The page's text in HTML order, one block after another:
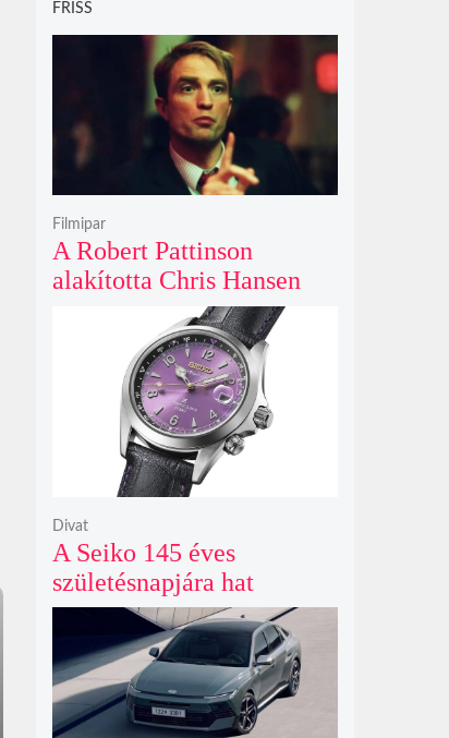
FRISS
A Robert Pattinson
alakította Chris Hansen
sötét vadászatra indul a
Primetime előzetesében
Filmipar
A Seiko 145 éves
születésnapjára hat
limitált kiadású Edo-lila
számlapos modellt hozott
ki
Divat